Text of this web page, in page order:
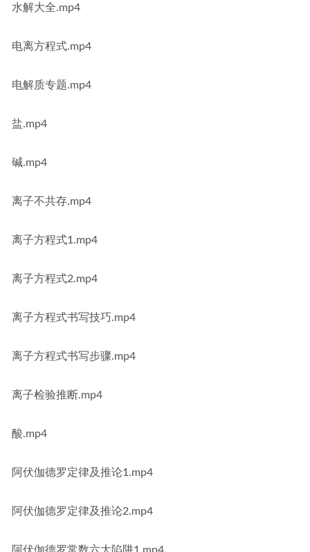
水解大全.mp4
电离方程式.mp4
电解质专题.mp4
盐.mp4
碱.mp4
离子不共存.mp4
离子方程式1.mp4
离子方程式2.mp4
离子方程式书写技巧.mp4
离子方程式书写步骤.mp4
离子检验推断.mp4
酸.mp4
阿伏伽德罗定律及推论1.mp4
阿伏伽德罗定律及推论2.mp4